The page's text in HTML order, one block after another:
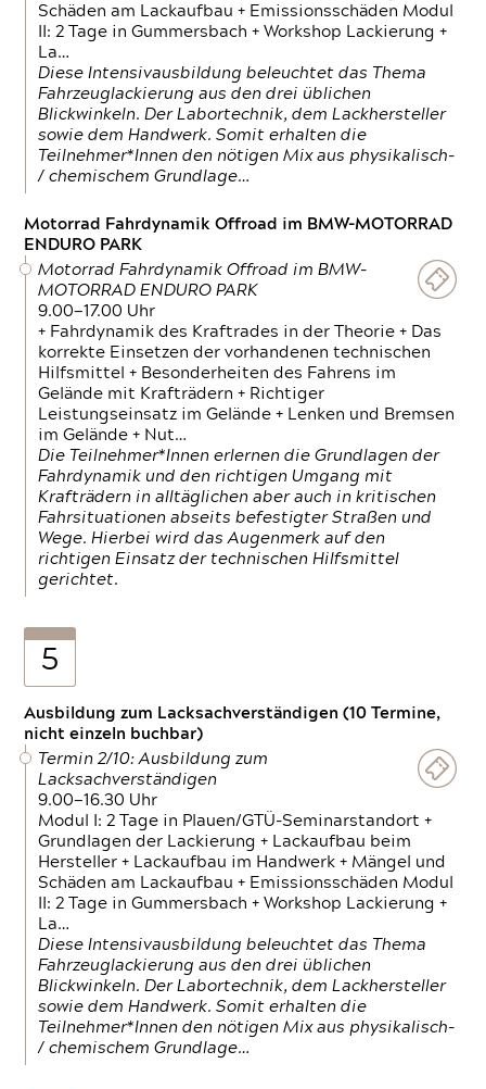
Schäden am Lackaufbau + Emissionsschäden Modul
II: 2 Tage in Gummersbach + Workshop Lackierung +
La…
Diese Intensivausbildung beleuchtet das Thema
Fahrzeuglackierung aus den drei üblichen
Blickwinkeln. Der Labortechnik, dem Lackhersteller
sowie dem Handwerk. Somit erhalten die
Teilnehmer*Innen den nötigen Mix aus physikalisch-
/ chemischem Grundlage…
Motorrad Fahrdynamik Offroad im BMW-MOTORRAD
ENDURO PARK
Motorrad Fahrdynamik Offroad im BMW-
MOTORRAD ENDURO PARK
9.00—17.00 Uhr
+ Fahrdynamik des Kraftrades in der Theorie + Das
korrekte Einsetzen der vorhandenen technischen
Hilfsmittel + Besonderheiten des Fahrens im
Gelände mit Krafträdern + Richtiger
Leistungseinsatz im Gelände + Lenken und Bremsen
im Gelände + Nut…
Die Teilnehmer*Innen erlernen die Grundlagen der
Fahrdynamik und den richtigen Umgang mit
Krafträdern in alltäglichen aber auch in kritischen
Fahrsituationen abseits befestigter Straßen und
Wege. Hierbei wird das Augenmerk auf den
richtigen Einsatz der technischen Hilfsmittel
gerichtet.
5
Ausbildung zum Lacksachverständigen (10 Termine,
nicht einzeln buchbar)
Termin 2/10: Ausbildung zum
Lacksachverständigen
9.00—16.30 Uhr
Modul I: 2 Tage in Plauen/GTÜ-Seminarstandort +
Grundlagen der Lackierung + Lackaufbau beim
Hersteller + Lackaufbau im Handwerk + Mängel und
Schäden am Lackaufbau + Emissionsschäden Modul
II: 2 Tage in Gummersbach + Workshop Lackierung +
La…
Diese Intensivausbildung beleuchtet das Thema
Fahrzeuglackierung aus den drei üblichen
Blickwinkeln. Der Labortechnik, dem Lackhersteller
sowie dem Handwerk. Somit erhalten die
Teilnehmer*Innen den nötigen Mix aus physikalisch-
/ chemischem Grundlage…